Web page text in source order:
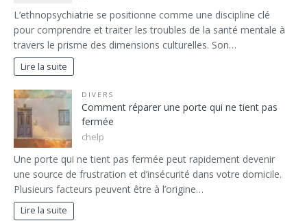
L’ethnopsychiatrie se positionne comme une discipline clé
pour comprendre et traiter les troubles de la santé mentale à
travers le prisme des dimensions culturelles. Son…
Lire la suite
DIVERS
Comment réparer une porte qui ne tient pas
fermée
chelp
Une porte qui ne tient pas fermée peut rapidement devenir
une source de frustration et d’insécurité dans votre domicile.
Plusieurs facteurs peuvent être à l’origine…
Lire la suite